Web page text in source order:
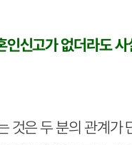
신고가 없더라도
것은 두 분의 관계가